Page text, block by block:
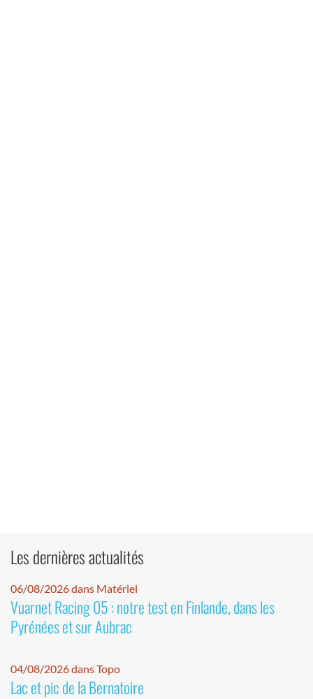
Les dernières actualités
06/08/2026 dans Matériel
Vuarnet Racing 05 : notre test en Finlande, dans les
Pyrénées et sur Aubrac
04/08/2026 dans Topo
Lac et pic de la Bernatoire